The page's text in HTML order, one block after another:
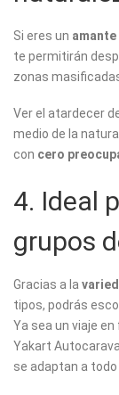
Si eres un
te permitirán
zonas
Ver el atardecer
medio de la
con cero
4. Ideal
grupos
Gracias a la
tipos, podrás
Ya sea un viaje
Yakart
se adaptan a